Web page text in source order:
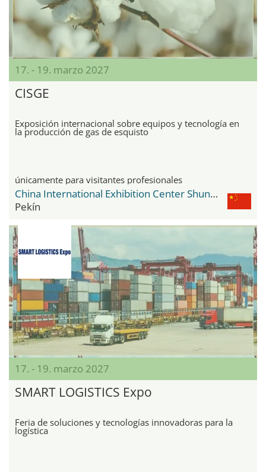
17. - 19. marzo 2027
CISGE
Exposición internacional sobre equipos y tecnología en
la producción de gas de esquisto
únicamente para visitantes profesionales
China International Exhibition Center Shunyi New Venue
Pekín
17. - 19. marzo 2027
SMART LOGISTICS Expo
Feria de soluciones y tecnologías innovadoras para la
logística